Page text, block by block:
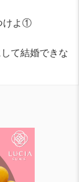
けよ①
て結婚できな